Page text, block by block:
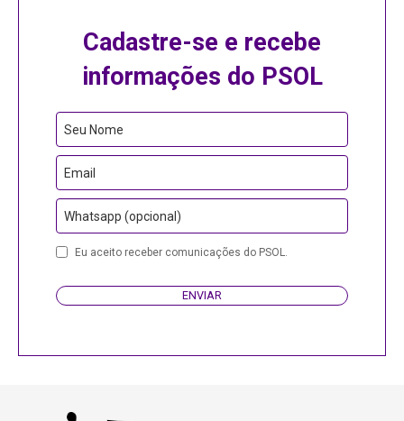
Cadastre-se e recebe
informações do PSOL
Seu Nome
Email
Whatsapp (opcional)
Eu aceito receber comunicações do PSOL.
ENVIAR